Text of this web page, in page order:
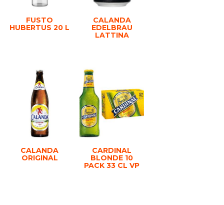
FUSTO
HUBERTUS 20 L
CALANDA
EDELBRAU
LATTINA
CALANDA
ORIGINAL
CARDINAL
BLONDE 10
PACK 33 CL VP